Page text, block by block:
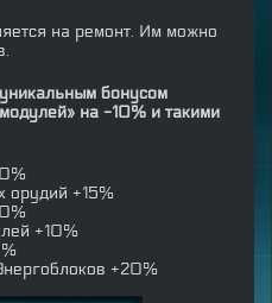
на ремонт. Им можно
бонусом
на -10% и такими
орудий +15%
+10%
+20%